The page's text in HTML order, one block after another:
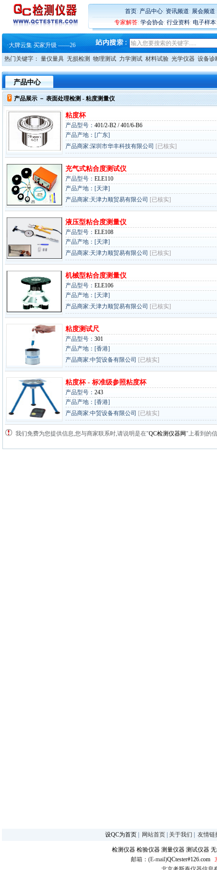
首页: 产品中心: 资讯频道: 展会频道
专家解答: 学会协会: 行业资料: 电子样本
铸就AI服务器质量动脉 – 高
铸就AI服务器质量动脉 – 高
ZEISS BOSELLO ADR 让内部缺
·蔡司和亿纬锂能达成战略合作
·大牌云集 买家升级 ——26
热门关键字： 量仪量具 无损检测 物理测试 力学测试 材料试验 光学仪器 设备诊
产品中心
产品展示 － 表面处理检测- 粘度测量仪
粘度杯
产品型号： 401/2-B2 / 401/6-B6
产品产地：[广东]
产品商家:深圳市华丰科技有限公司 [已核实]
充气式粘合度测试仪
产品型号： ELE110
产品产地：[天津]
产品商家:天津力顺贸易有限公司 [已核实]
液压型粘合度测量仪
产品型号： ELE108
产品产地：[天津]
产品商家:天津力顺贸易有限公司 [已核实]
机械型粘合度测量仪
产品型号： ELE106
产品产地：[天津]
产品商家:天津力顺贸易有限公司 [已核实]
粘度测试尺
产品型号： 301
产品产地：[香港]
产品商家:中贸设备有限公司 [已核实]
粘度杯 - 标准级参照粘度杯
产品型号： 243
产品产地：[香港]
产品商家:中贸设备有限公司 [已核实]
我们免费为您提供信息,您与商家联系时,请说明是在"QC检测仪器网"上看到的
设QC为首页 网站首页 关于我们 友情链
检测仪器 检验仪器 测量仪器 测试仪器
邮箱：(E-mail)QCtester#126.com